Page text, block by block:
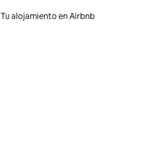
Tu alojamiento en Airbnb